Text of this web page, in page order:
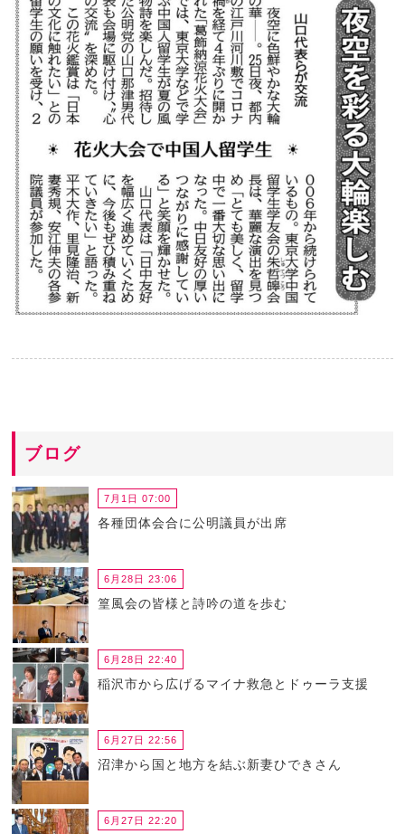
ブログ
7月1日 07:00
各種団体会合に公明議員が出席
6月28日 23:06
篁風会の皆様と詩吟の道を歩む
6月28日 22:40
稲沢市から広げるマイナ救急とドゥーラ支援
6月27日 22:56
沼津から国と地方を結ぶ新妻ひできさん
6月27日 22:20